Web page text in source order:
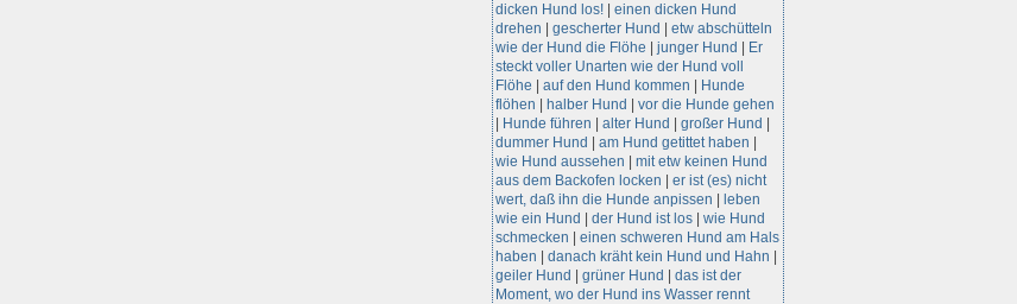
dicken Hund los!
einen dicken Hund
drehen
gescherter Hund
etw abschütteln
wie der Hund die Flöhe
junger Hund
Er
steckt voller Unarten wie der Hund voll
Flöhe
auf den Hund kommen
Hunde
flöhen
halber Hund
vor die Hunde gehen
Hunde führen alter Hund großer Hund
dummer Hund
am Hund getittet haben
wie Hund aussehen
mit etw keinen Hund
aus dem Backofen locken
er ist (es) nicht
wert, daß ihn die Hunde anpissen
leben
wie ein Hund
der Hund ist los
wie Hund
schmecken
einen schweren Hund am Hals
haben
danach kräht kein Hund und Hahn
geiler Hund
grüner Hund
das ist der
Moment, wo der Hund ins Wasser rennt